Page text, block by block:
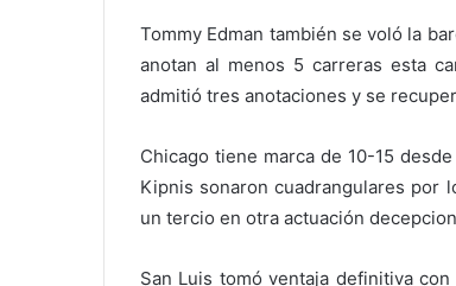
Tommy Edman también se voló la
anotan al menos 5 carreras esta
admitió tres anotaciones y se
Chicago tiene marca de 10-15
Kipnis sonaron cuadrangulares por
un tercio en otra actuación
San Luis tomó ventaja definitiva